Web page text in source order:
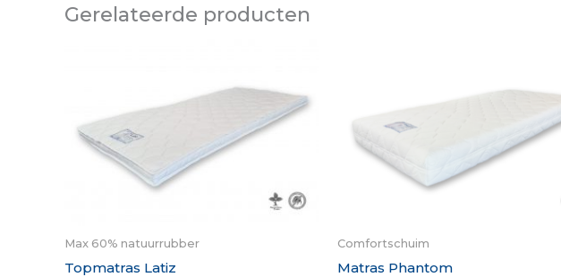
Gerelateerde producten
Max 60% natuurrubber
Topmatras Latiz
Comfortschuim
Matras Phantom